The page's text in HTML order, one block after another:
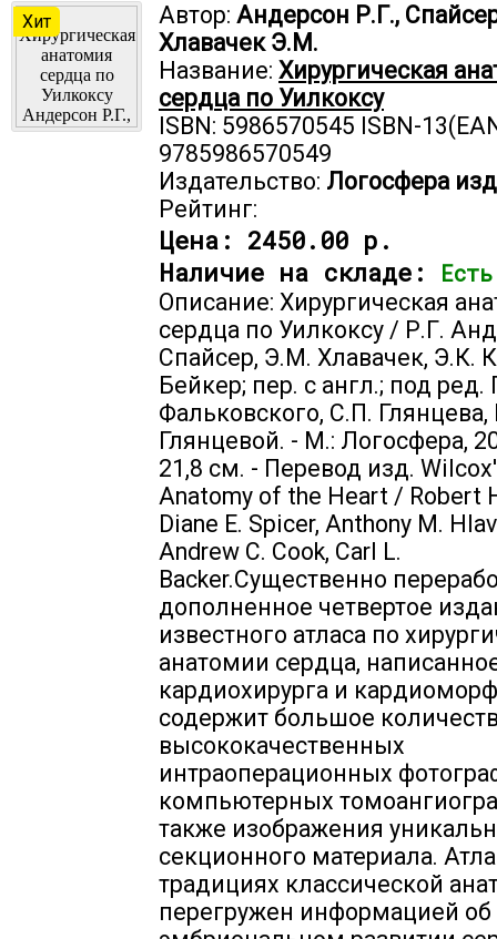
Хит Автор: Андерсон Р.Г.,
Хлавачек Э.М.
Название: Хирургическая
сердца по Уилкоксу
ISBN: 5986570545 ISBN-
9785986570549
Издательство: Логосфера
Рейтинг:
Цена: 2450.00 р.
Наличие на складе:
Описание: Хирургическая
сердца по Уилкоксу / Р.Г.
Спайсер, Э.М. Хлавачек, Э.К.
Бейкер; пер. с англ.; под ред.
Фальковского, С.П.
Глянцевой. - М.: Логосфера,
21,8 см. - Перевод изд.
Anatomy of the Heart / Robert
Diane E. Spicer, Anthony M.
Andrew C. Cook, Carl L.
Backer.Существенно
дополненное четвертое
известного атласа по
анатомии сердца,
кардиохирурга и
содержит большое
высококачественных
интраоперационных
компьютерных
также изображения
секционного материала.
традициях классической
перегружен информацией об